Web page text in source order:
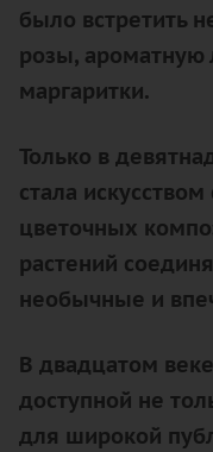
было встретить
розы, ароматную
маргаритки.
Только в
стала
цветочных
растений
необычные и
В двадцатом
доступной не
для широкой